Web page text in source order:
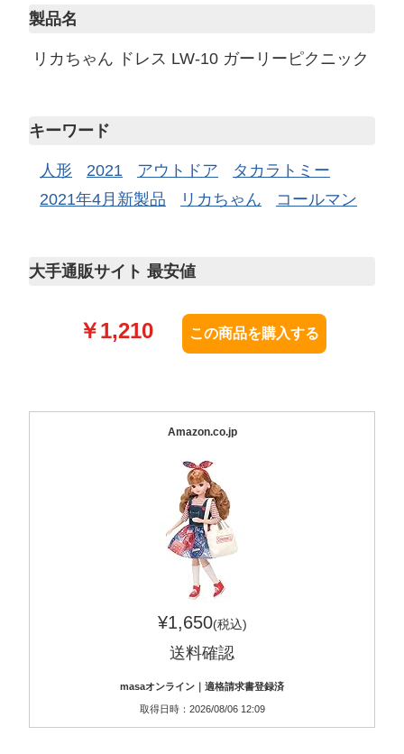
製品名
リカちゃん ドレス LW-10 ガーリーピクニック
キーワード
人形 2021 アウトドア
タカラトミー
2021年4月新製品
リカちゃん コールマン
大手通販サイト 最安値
￥1,210
Amazon.co.jp
¥1,650(税込)
送料確認
masaオンライン｜適格請求書登録済
取得日時：2026/08/06 12:09